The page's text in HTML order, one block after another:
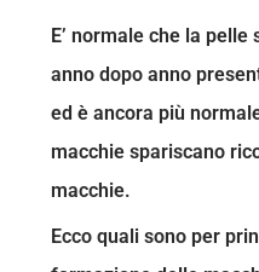
E’ normale che la
anno dopo anno
ed è ancora più
macchie spariscano
macchie.
Ecco quali sono per